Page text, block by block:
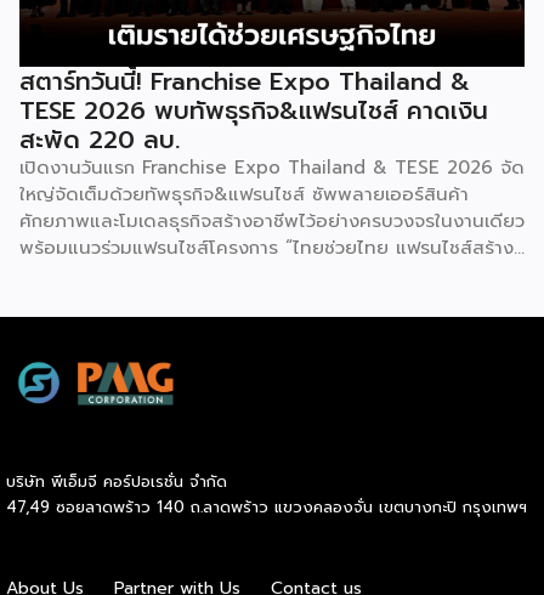
สตาร์ทวันนี้! Franchise Expo Thailand &
TESE 2026 พบทัพธุรกิจ&แฟรนไชส์ คาดเงิน
สะพัด 220 ลบ.
เปิดงานวันแรก Franchise Expo Thailand & TESE 2026 จัด
ใหญ่จัดเต็มด้วยทัพธุรกิจ&แฟรนไชส์ ซัพพลายเออร์สินค้า
ศักยภาพและโมเดลธุรกิจสร้างอาชีพไว้อย่างครบวงจรในงานเดียว
พร้อมแนวร่วมแฟรนไชส์โครงการ “ไทยช่วยไทย แฟรนไชส์สร้าง
ความรู้โดยผู้ทรงคุณวุฒิคับคั่ง และกิจกรรมเจรจาจับคู่ธุรกิจทั้งใน
และต่างประเทศ งานจัดต่อเนื่องระหว่างวันที่ 6-9 สิงหาคมนี้ ที่
ธุรกิจการค้า กระทรวงพาณิชย์ กล่าวว่า งาน ” Franchise Expo
Thailand & Thailand E-Commerce Selection Expo
บริษัท พีเอ็มจี คอร์ปอเรชั่น จำกัด
47,49 ซอยลาดพร้าว 140 ถ.ลาดพร้าว แขวงคลองจั่น เขตบางกะปิ กรุงเทพฯ
About Us Partner with Us Contact us